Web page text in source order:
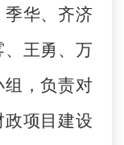
华、齐济
王勇 、万
，负责对
项目建设